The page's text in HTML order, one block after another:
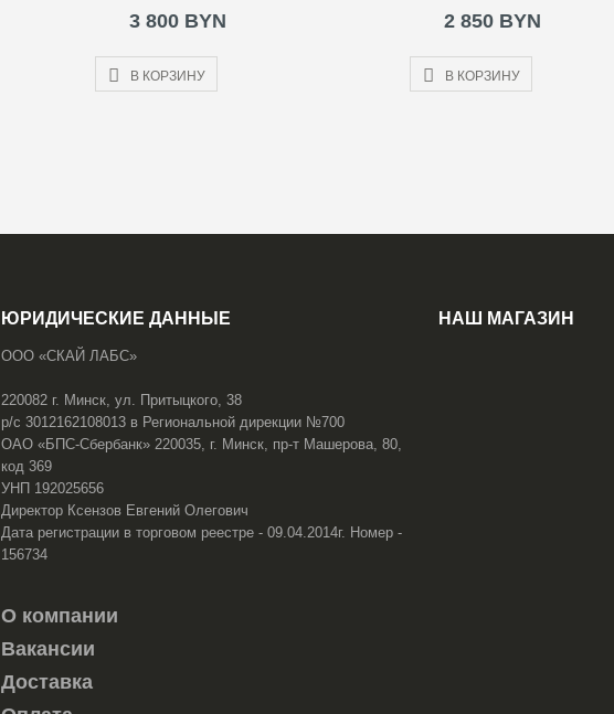
3 800 BYN
В КОРЗИНУ
2 850 BYN
В КОРЗИНУ
ЮРИДИЧЕСКИЕ ДАННЫЕ
ООО «СКАЙ ЛАБС»
220082 г. Минск, ул. Притыцкого, 38
р/с 3012162108013 в Региональной дирекции №700
ОАО «БПС-Сбербанк» 220035, г. Минск, пр-т Машерова, 80,
код 369
УНП 192025656
Директор Ксензов Евгений Олегович
Дата регистрации в торговом реестре - 09.04.2014г. Номер -
156734
О компании
Вакансии
Доставка
НАШ МАГАЗИН